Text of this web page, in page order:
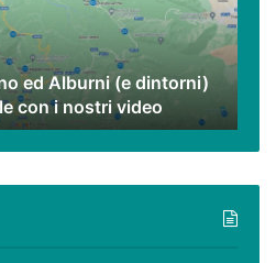
ed Alburni (e dintorni)
con i nostri video